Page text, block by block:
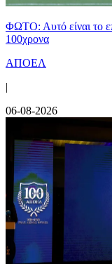
ΦΩΤΟ: Αυτό είναι το
100χρονα
ΑΠΟΕΛ
|
06-08-2026